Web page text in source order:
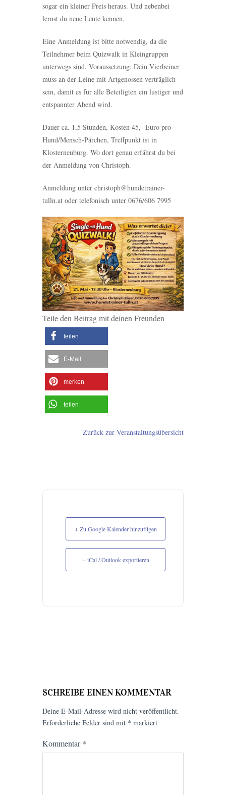
sogar ein kleiner Preis heraus. Und nebenbei
lernst du neue Leute kennen.
Eine Anmeldung ist bitte notwendig, da die
Teilnehmer beim Quizwalk in Kleingruppen
unterwegs sind. Voraussetzung: Dein Vierbeiner
muss an der Leine mit Artgenossen verträglich
sein, damit es für alle Beteiligten ein lustiger und
entspannter Abend wird.
Dauer ca. 1,5 Stunden, Kosten 45,- Euro pro
Hund/Mensch-Pärchen, Treffpunkt ist in
Klosterneuburg. Wo dort genau erfährst du bei
der Anmeldung von Christoph.
Anmeldung unter christoph@hundetrainer-
tulln.at oder telefonisch unter 0676/606 7995
Teile den Beitrag mit deinen Freunden
teilen
E-Mail
merken
teilen
Zurück zur Veranstaltungsübersicht
+ Zu Google Kalender hinzufügen
+ iCal / Outlook exportieren
SCHREIBE EINEN KOMMENTAR
Deine E-Mail-Adresse wird nicht veröffentlicht.
Erforderliche Felder sind mit * markiert
Kommentar*